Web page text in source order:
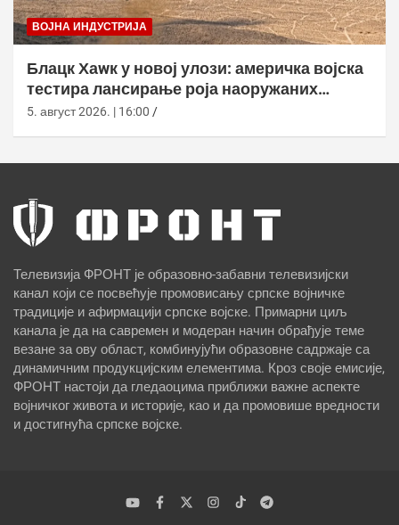
ВОЈНА ИНДУСТРИЈА
Блацк Хаwк у новој улози: америчка војска
тестира лансирање роја наоружаних
дронова
5. август 2026. | 16:00
Телевизија ФРОНТ је образовно-забавни телевизијски
канал који се посвећује промовисању српске војничке
традиције и афирмацији српске војске. Примарни циљ
канала је да на савремен и модеран начин обрађује теме
везане за ову област, комбинујући образовне садржаје са
динамичним продукцијским елементима. Кроз своје емисије,
ФРОНТ настоји да гледаоцима приближи важне аспекте
војничког живота и историје, као и да промовише вредности
и достигнућа српске војске.